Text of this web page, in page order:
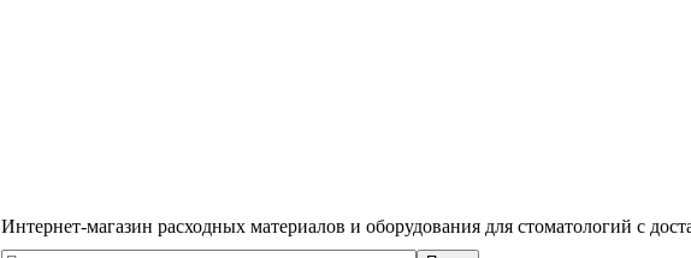
Интернет-магазин расходных материалов и оборудования для стоматологий с